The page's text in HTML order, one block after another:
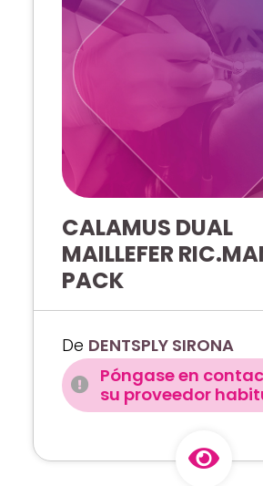
CALAMUS DUAL
MAILLEFER
PACK
De DENTSPLY SIRONA
Póngase en
su proveedor